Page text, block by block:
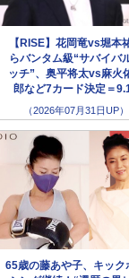
【RISE】花岡竜vs堀本
らバンタム級“サバイバ
ッチ”、奥平将太vs麻火
郎など7カード決定＝
（2026年07月31日UP）
65歳の藤あや子、キック